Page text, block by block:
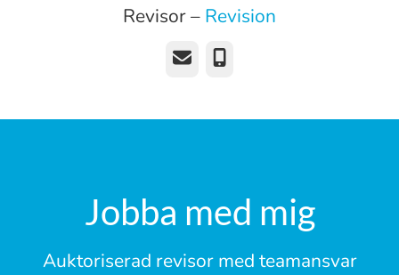
Revisor – Revision
E-post Telefon
Jobba med mig
Auktoriserad revisor med teamansvar